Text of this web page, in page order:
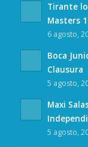
Tirante
Masters
6 agosto,
Boca
Clausura
5 agosto,
Maxi
5 agosto,